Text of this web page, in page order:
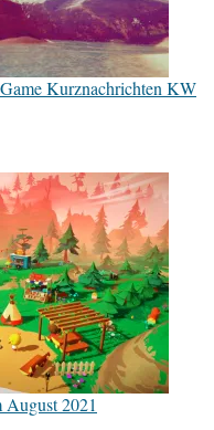
Kurznachrichten KW
August 2021